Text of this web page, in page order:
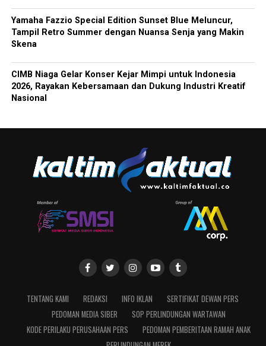
Yamaha Fazzio Special Edition Sunset Blue Meluncur,
Tampil Retro Summer dengan Nuansa Senja yang Makin
Skena
CIMB Niaga Gelar Konser Kejar Mimpi untuk Indonesia
2026, Rayakan Kebersamaan dan Dukung Industri Kreatif
Nasional
TENTANG KAMI REDAKSI INFO IKLAN
SERTIFIKAT DEWAN PERS
PEDOMAN MEDIA SIBER
SOP PERLINDUNGAN WARTAWAN
KODE PERILAKU PERUSAHAAN PERS
PEDOMAN PEMBERITAAN RAMAH ANAK